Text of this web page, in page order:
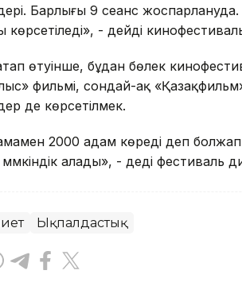
Барлығы 9 сеанс
көрсетіледі», - дейді
өтуінше, бұдан бөлек
фильмі, сондай-ақ «Қазақфильм»
де көрсетілмек.
2000 адам көреді деп
алады», - деді фестиваль
Ықпалдастық